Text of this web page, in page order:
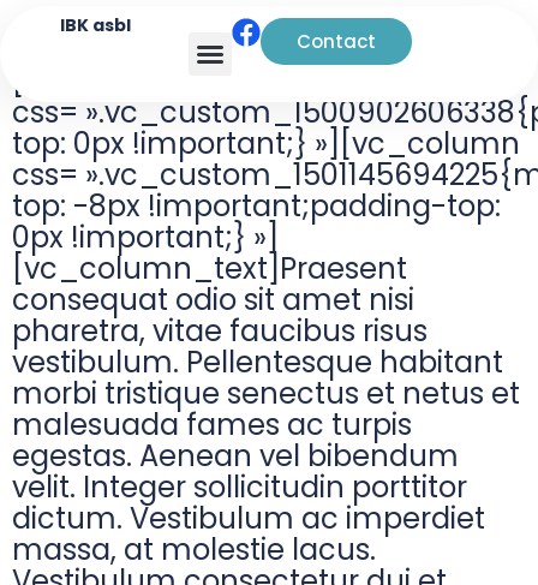
IBK asbl
Contact
[vc_row
css=
top: 0px !important;} »][vc_column
css=
top: -8px !important;padding-top:
0px !important;} »]
[vc_column_text]Praesent
consequat odio sit amet nisi
pharetra, vitae faucibus risus
vestibulum. Pellentesque habitant
morbi tristique senectus et netus et
malesuada fames ac turpis
egestas. Aenean vel bibendum
velit. Integer sollicitudin porttitor
dictum. Vestibulum ac imperdiet
massa, at molestie lacus.